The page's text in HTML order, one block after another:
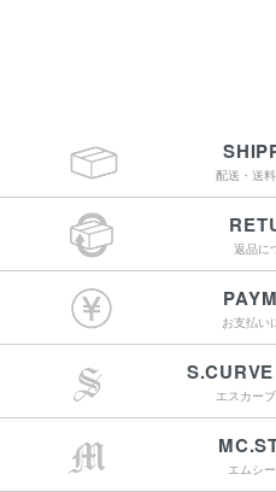
配送・送
￥4,400（
のご購入
15:00まで
最短翌
返品に
→詳しく
お支払い
エスカー
エムシ